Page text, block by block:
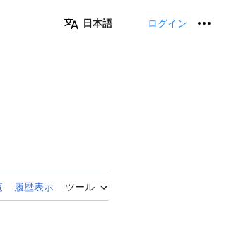
日本語 ログイン
履歴表示 ツール